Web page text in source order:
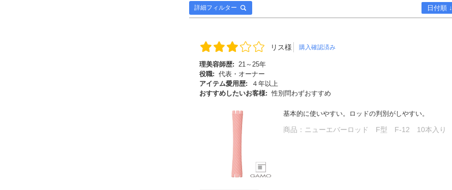
詳細フィルター 日付順 ↓
リス様 購入確認済み
理美容師歴:
21～25年
役職: 代表・オーナー
アイテム愛用歴:
４年以上
おすすめしたいお客様: 性別問わずおすすめ
基本的に使いやすい。ロッドの判別がしやすい。
商品： ニューエバーロッド F型 F-12 10本入り